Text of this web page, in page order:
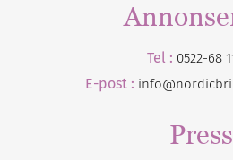
Tel : 0522-68
E-post :
Press